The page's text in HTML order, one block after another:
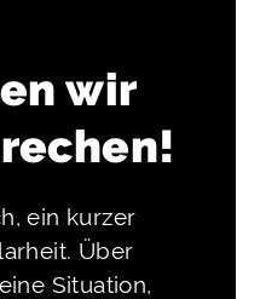
wir
ein kurzer
Über
Situation,